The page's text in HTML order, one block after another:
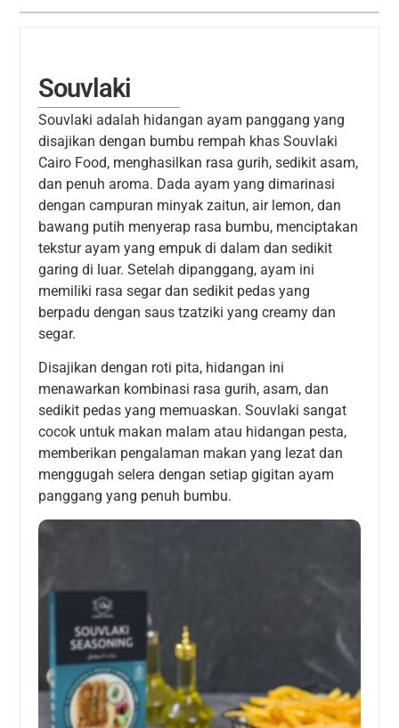
Souvlaki
Souvlaki adalah hidangan ayam panggang yang
disajikan dengan bumbu rempah khas Souvlaki
Cairo Food, menghasilkan rasa gurih, sedikit asam,
dan penuh aroma. Dada ayam yang dimarinasi
dengan campuran minyak zaitun, air lemon, dan
bawang putih menyerap rasa bumbu, menciptakan
tekstur ayam yang empuk di dalam dan sedikit
garing di luar. Setelah dipanggang, ayam ini
memiliki rasa segar dan sedikit pedas yang
berpadu dengan saus tzatziki yang creamy dan
segar.
Disajikan dengan roti pita, hidangan ini
menawarkan kombinasi rasa gurih, asam, dan
sedikit pedas yang memuaskan. Souvlaki sangat
cocok untuk makan malam atau hidangan pesta,
memberikan pengalaman makan yang lezat dan
menggugah selera dengan setiap gigitan ayam
panggang yang penuh bumbu.